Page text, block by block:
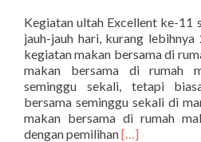
Kegiatan ultah Excellent ke-11
jauh-jauh hari, kurang
kegiatan makan bersama di
makan bersama di rumah
seminggu sekali, tetapi
bersama seminggu sekali di
makan bersama di rumah
dengan pemilihanRead
[…]